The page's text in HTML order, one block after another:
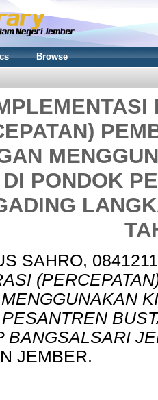
Browse
DI PONDOK
SAHRO,
BANGSALSARI
JEMBER.